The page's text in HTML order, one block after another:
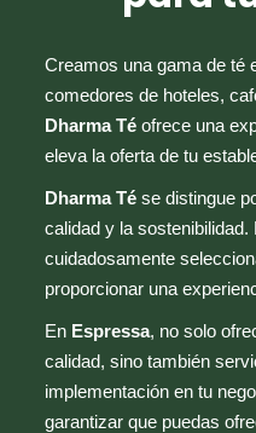
Creamos una gama de té
comedores de hoteles,
Dharma Té ofrece una
eleva la oferta de tu
Dharma Té se distingue
calidad y la
cuidadosamente
proporcionar una
En Espressa, no solo
calidad, sino también
implementación en tu
garantizar que puedas